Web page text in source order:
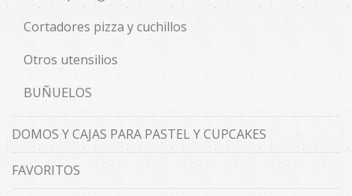
Cortadores pizza y cuchillos
Otros utensilios
BUÑUELOS
DOMOS Y CAJAS PARA PASTEL Y CUPCAKES
FAVORITOS